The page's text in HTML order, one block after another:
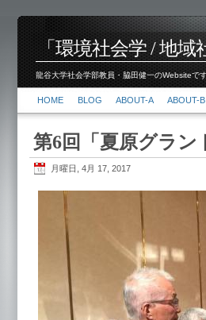
「環境社会学 / 地
龍谷大学社会学部教員・脇田健一のWebsite
HOME BLOG ABOUT-A ABOUT-B
第6回「夏原グラン
月曜日, 4月 17, 2017